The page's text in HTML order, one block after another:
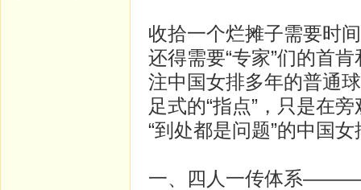
收拾一个烂摊子需要时
还得需要“专家”们的首
注中国女排多年的普通
足式的“指点”，只是在
“到处都是问题”的中国
一、四人一传体系